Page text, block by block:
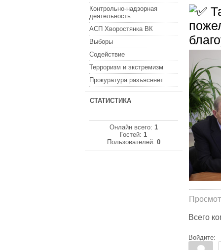
Контрольно-надзорная
деятельность
АСП Хворостянка ВК
Выборы
Содействие
Терроризм и экстремизм
Прокуратура разъясняет
СТАТИСТИКА
Онлайн всего: 1
Гостей:1
Пользователей: 0
Всего
Войдите: